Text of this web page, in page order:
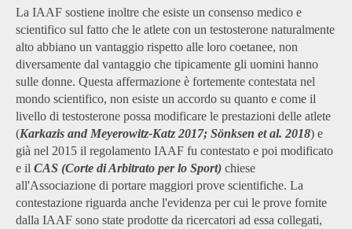
La IAAF sostiene inoltre che esiste un consenso medico e
scientifico sul fatto che le atlete con un testosterone naturalmente
alto abbiano un vantaggio rispetto alle loro coetanee, non
diversamente dal vantaggio che tipicamente gli uomini hanno
sulle donne. Questa affermazione è fortemente contestata nel
mondo scientifico, non esiste un accordo su quanto e come il
livello di testosterone possa modificare le prestazioni delle atlete
(Karkazis and Meyerowitz-Katz 2017; Sönksen et al. 2018) e
già nel 2015 il regolamento IAAF fu contestato e poi modificato
e il CAS (Corte di Arbitrato per lo Sport) chiese
all'Associazione di portare maggiori prove scientifiche. La
contestazione riguarda anche l'evidenza per cui le prove fornite
dalla IAAF sono state prodotte da ricercatori ad essa collegati,